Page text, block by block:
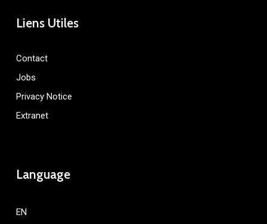
Liens Utiles
Contact
Jobs
Privacy Notice
Extranet
Language
EN